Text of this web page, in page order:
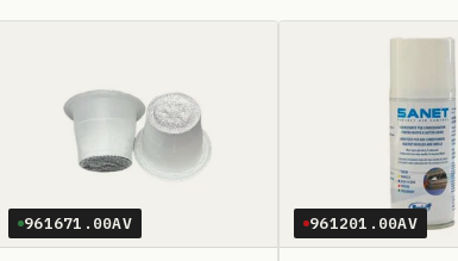
961671.00AV 961201.00AV